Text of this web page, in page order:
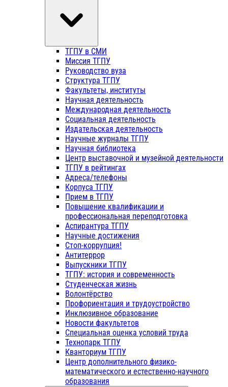
ТГПУ в СМИ
Миссия ТГПУ
Руководство вуза
Структура ТГПУ
Факультеты, институты
Научная деятельность
Международная деятельность
Социальная деятельность
Издательская деятельность
Научные журналы ТГПУ
Научная библиотека
Центр выставочной и музейной деятельности
ТГПУ в рейтингах
Адреса/телефоны
Корпуса ТГПУ
Прием в ТГПУ
Повышение квалификации и
профессиональная переподготовка
Аспирантура ТГПУ
Научные достижения
Стоп-коррупция!
Антитеррор
Выпускники ТГПУ
ТГПУ: история и современность
Студенческая жизнь
Волонтёрство
Профориентация и трудоустройство
Инклюзивное образование
Новости факультетов
Специальная оценка условий труда
Технопарк ТГПУ
Кванториум ТГПУ
Центр дополнительного физико-
математического и естественно-научного
образования